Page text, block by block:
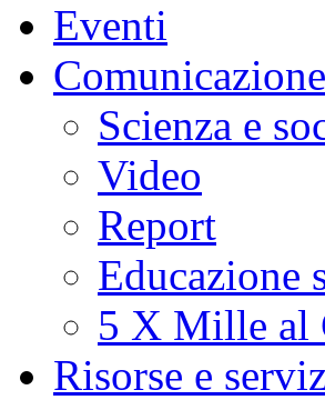
Eventi
Scienza e
Video
Report
Educazione
5 X Mille al
Risorse e